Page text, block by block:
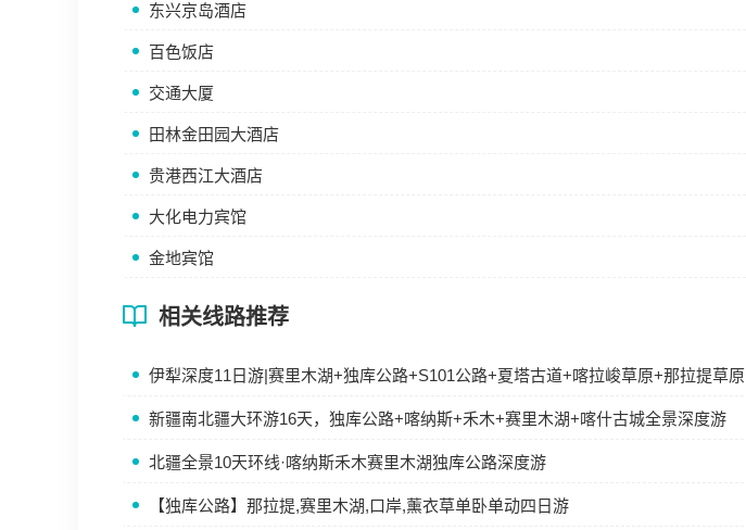
东兴京岛酒店
百色饭店
交通大厦
田林金田园大酒店
贵港西江大酒店
大化电力宾馆
金地宾馆
相关线路推荐
伊犁深度11日游|赛里木湖+独库公路+S101公路+夏塔古道+喀拉峻草原+那拉提草原
新疆南北疆大环游16天，独库公路+喀纳斯+禾木+赛里木湖+喀什古城全景深度游
北疆全景10天环线·喀纳斯禾木赛里木湖独库公路深度游
【独库公路】那拉提,赛里木湖,口岸,薰衣草单卧单动四日游